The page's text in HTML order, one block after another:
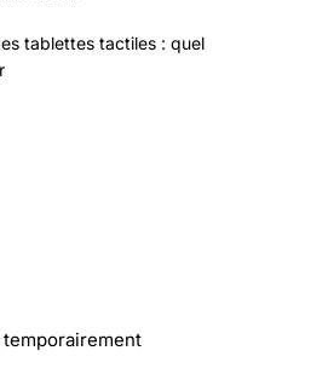
tablettes tactiles : quel